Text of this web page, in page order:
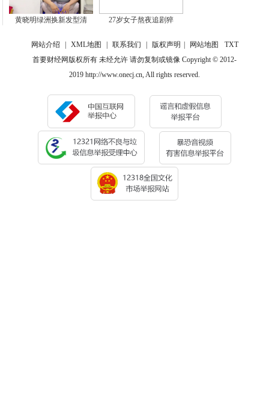
黄晓明绿洲换新发型清 27岁女子熬夜追剧猝
网站介绍 XML地图 联系我们 版权声明 网站地图
TXT
首要财经网版权所有 未经允许 请勿复制或镜像 Copyright © 2012-
2019 http://www.onecj.cn, All rights reserved.